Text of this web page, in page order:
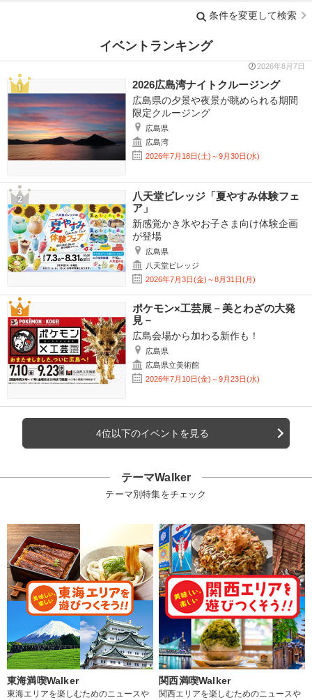
条件を変更して検索
イベントランキング
2026年8月7日
2026広島湾ナイトクルージング
広島県の夕景や夜景が眺められる期間
限定クルージング
広島県
広島湾
2026年7月18日(土)～9月30日(水)
八天堂ビレッジ「夏やすみ体験フェ
ア」
新感覚かき氷やお子さま向け体験企画
が登場
広島県
八天堂ビレッジ
2026年7月3日(金)～8月31日(月)
ポケモン×工芸展－美とわざの大発
見－
広島会場から加わる新作も！
広島県
広島県立美術館
2026年7月10日(金)～9月23日(水)
4位以下のイベントを見る
テーマWalker
テーマ別特集をチェック
東海満喫Walker
東海エリアを楽しむためのニュースや
関西満喫Walker
関西エリアを楽しむためのニュースや